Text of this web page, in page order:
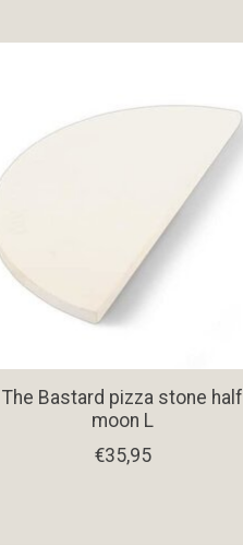
The Bastard pizza stone half
moon L
€35,95